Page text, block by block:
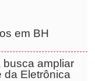
em BH
busca ampliar
da Eletrônica